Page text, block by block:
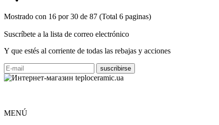
Mostrado con 16 por 30 de 87 (Total 6 paginas)
Suscríbete a la lista de correo electrónico
Y que estés al corriente de todas las rebajas y acciones
MENÚ